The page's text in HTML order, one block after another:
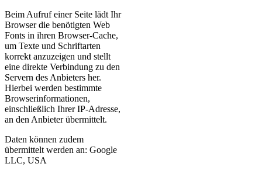
Beim Aufruf einer Seite lädt Ihr
Browser die benötigten Web
Fonts in ihren Browser-Cache,
um Texte und Schriftarten
korrekt anzuzeigen und stellt
eine direkte Verbindung zu den
Servern des Anbieters her.
Hierbei werden bestimmte
Browserinformationen,
einschließlich Ihrer IP-Adresse,
an den Anbieter übermittelt.
Daten können zudem
übermittelt werden an: Google
LLC, USA